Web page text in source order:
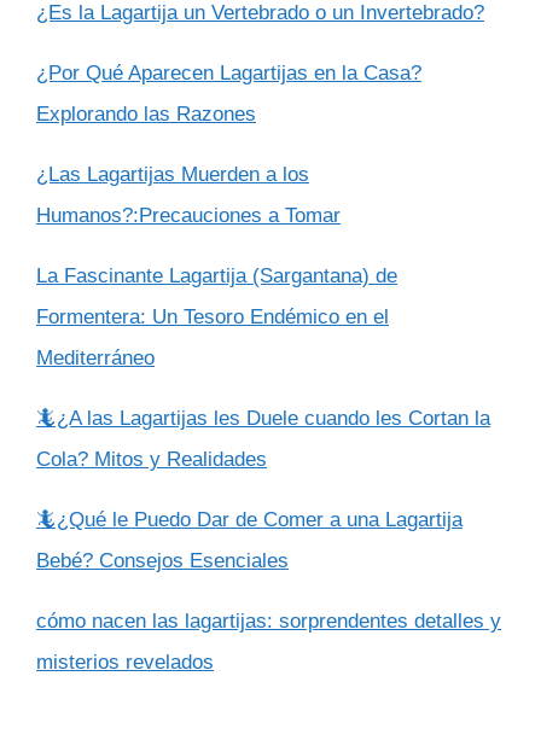
¿Es la Lagartija un Vertebrado o un Invertebrado?
¿Por Qué Aparecen Lagartijas en la Casa?
Explorando las Razones
¿Las Lagartijas Muerden a los
Humanos?:Precauciones a Tomar
La Fascinante Lagartija (Sargantana) de
Formentera: Un Tesoro Endémico en el
Mediterráneo
🦎¿A las Lagartijas les Duele cuando les Cortan la
Cola? Mitos y Realidades
🦎¿Qué le Puedo Dar de Comer a una Lagartija
Bebé? Consejos Esenciales
cómo nacen las lagartijas: sorprendentes detalles y
misterios revelados